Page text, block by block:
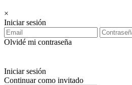
×
Iniciar sesión
Olvidé mi contraseña
Iniciar sesión
Continuar como invitado